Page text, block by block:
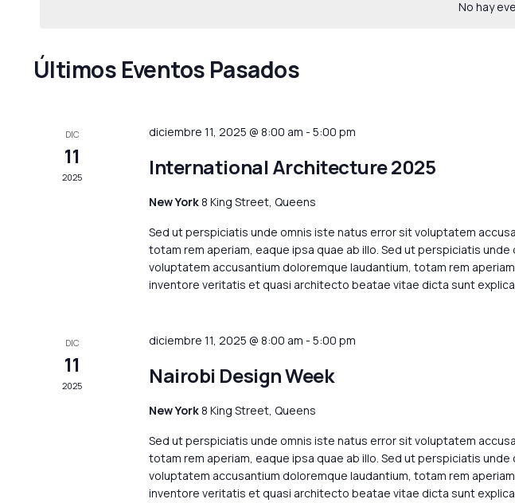
No hay
palabra
clave.
Últimos Eventos Pasados
DIC
11
2025
diciembre 11, 2025 @ 8:00 am -5:00 pm
International Architecture 2025
New York8 King Street, Queens
Sed ut perspiciatis unde omnis iste natus error sit voluptatem
totam rem aperiam, eaque ipsa quae ab illo. Sed ut perspiciatis
voluptatem accusantium doloremque laudantium, totam rem
inventore veritatis et quasi architecto beatae vitae dicta sunt
DIC
11
2025
diciembre 11, 2025 @ 8:00 am -5:00 pm
Nairobi Design Week
New York8 King Street, Queens
Sed ut perspiciatis unde omnis iste natus error sit voluptatem
totam rem aperiam, eaque ipsa quae ab illo. Sed ut perspiciatis
voluptatem accusantium doloremque laudantium, totam rem
inventore veritatis et quasi architecto beatae vitae dicta sunt